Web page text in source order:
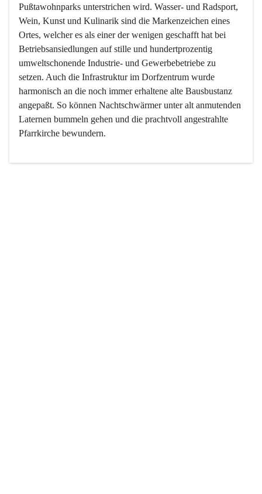
Pußtawohnparks unterstrichen wird. Wasser- und Radsport,
Wein, Kunst und Kulinarik sind die Markenzeichen eines
Ortes, welcher es als einer der wenigen geschafft hat bei
Betriebsansiedlungen auf stille und hundertprozentig
umweltschonende Industrie- und Gewerbebetriebe zu
setzen. Auch die Infrastruktur im Dorfzentrum wurde
harmonisch an die noch immer erhaltene alte Bausbustanz
angepaßt. So können Nachtschwärmer unter alt anmutenden
Laternen bummeln gehen und die prachtvoll angestrahlte
Pfarrkirche bewundern.
Der Weinbau dominert heute nicht mehr, ist aber integrativer